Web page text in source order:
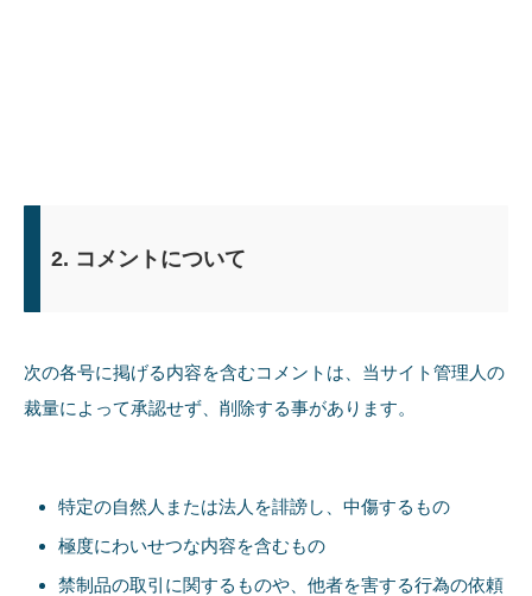
2. コメントについて
次の各号に掲げる内容を含むコメントは、当サイト管理人の
裁量によって承認せず、削除する事があります。
特定の自然人または法人を誹謗し、中傷するもの
極度にわいせつな内容を含むもの
禁制品の取引に関するものや、他者を害する行為の依頼